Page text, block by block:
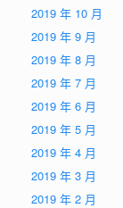
2019 年 10 月
2019 年 9 月
2019 年 8 月
2019 年 7 月
2019 年 6 月
2019 年 5 月
2019 年 4 月
2019 年 3 月
2019 年 2 月